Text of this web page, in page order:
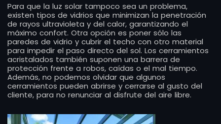
Para que la luz solar tampoco sea un problema,
existen tipos de vidrios que minimizan la penetración
de rayos ultravioleta y del calor, garantizando el
máximo confort. Otra opción es poner sólo las
paredes de vidrio y cubrir el techo con otro material
para impedir el paso directo del sol. Los cerramientos
acristalados también suponen una barrera de
protección frente a robos, caídas o el mal tiempo.
Además, no podemos olvidar que algunos
cerramientos pueden abrirse y cerrarse al gusto del
cliente, para no renunciar al disfrute del aire libre.